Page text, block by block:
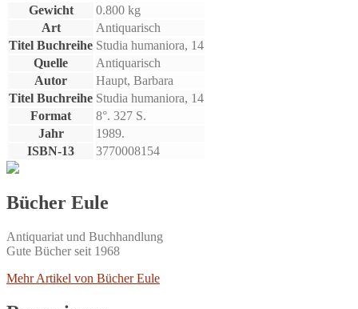
Gewicht
0.800 kg
Art
Antiquarisch
Titel Buchreihe Studia humaniora, 14
Quelle
Antiquarisch
Autor
Haupt, Barbara
Titel Buchreihe Studia humaniora, 14
Format
8°. 327 S.
Jahr
1989.
ISBN-13
3770008154
Bücher Eule
Antiquariat und Buchhandlung
Gute Bücher seit 1968
Mehr Artikel von Bücher Eule